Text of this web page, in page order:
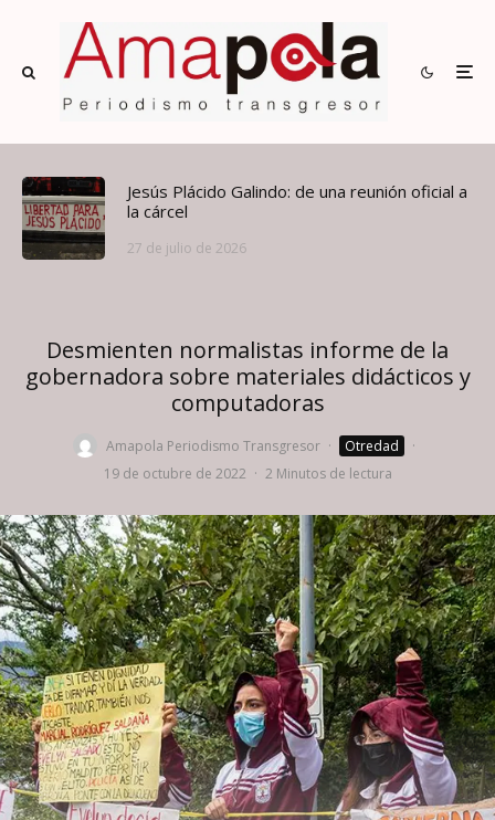
Jesús Plácido Galindo: de una reunión oficial a
la cárcel
27 de julio de 2026
Desmienten normalistas informe de la
gobernadora sobre materiales didácticos y
computadoras
Amapola Periodismo Transgresor · Otredad
·
19 de octubre de 2022 · 2 Minutos de lectura